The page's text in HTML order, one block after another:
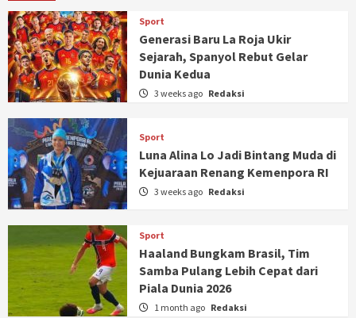
Sport
Generasi Baru La Roja Ukir
Sejarah, Spanyol Rebut Gelar
Dunia Kedua
3 weeks ago Redaksi
Sport
Luna Alina Lo Jadi Bintang Muda di
Kejuaraan Renang Kemenpora RI
3 weeks ago Redaksi
Sport
Haaland Bungkam Brasil, Tim
Samba Pulang Lebih Cepat dari
Piala Dunia 2026
1 month ago Redaksi